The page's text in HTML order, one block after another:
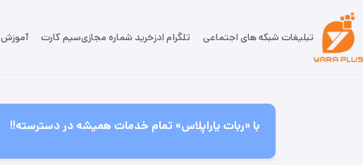
تبلیغات شبکه های اجتماعی تلگرام ادزخرید شماره مجازیسیم کارت آموزش
با «ربات یاراپلاس» تمام خدمات همیشه در دسترسته!!